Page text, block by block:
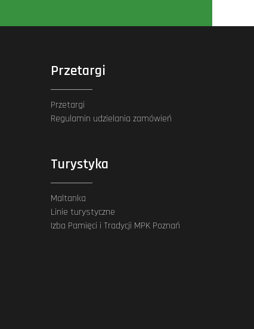
Przetargi
Przetargi
Regulamin udzielania zamówień
Turystyka
Maltanka
Linie turystyczne
Izba Pamięci i Tradycji MPK Poznań